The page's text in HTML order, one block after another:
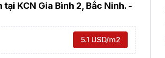
KCN Gia Bình 2, Bắc Ninh. -
5.1 USD/m2